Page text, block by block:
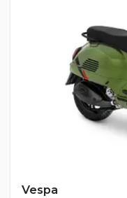
Vespa